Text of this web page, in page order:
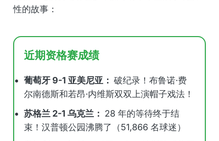
性的故事：
近期资格赛成绩
葡萄牙 9-1 亚美尼亚： 破纪录！布鲁诺·费
尔南德斯和若昂·内维斯双双上演帽子戏法！
苏格兰 2-1 乌克兰： 28 年的等待终于结
束！汉普顿公园沸腾了（51,866 名球迷）